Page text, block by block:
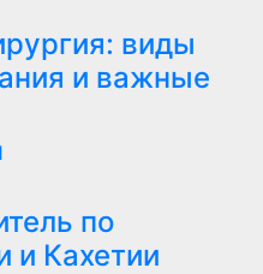
виды
и важные
по
и Кахетии